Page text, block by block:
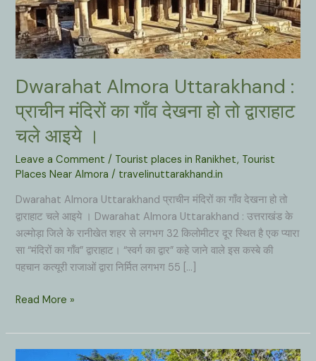
Dwarahat Almora Uttarakhand :
प्राचीन मंदिरों का गाँव देखना हो तो द्वाराहाट
चले आइये ।
Leave a Comment / Tourist places in Ranikhet, Tourist
Places Near Almora / travelinuttarakhand.in
Dwarahat Almora Uttarakhand प्राचीन मंदिरों का गाँव देखना हो तो
द्वाराहाट चले आइये । Dwarahat Almora Uttarakhand : उत्तराखंड के
अल्मोड़ा जिले के रानीखेत शहर से लगभग 32 किलोमीटर दूर स्थित है एक प्यारा
सा “मंदिरों का गाँव” द्वाराहाट। “स्वर्ग का द्वार” कहे जाने वाले इस कस्बे की
पहचान कत्यूरी राजाओं द्वारा निर्मित लगभग 55 […]
Dwarahat
Uttarakhand
:
Read More »